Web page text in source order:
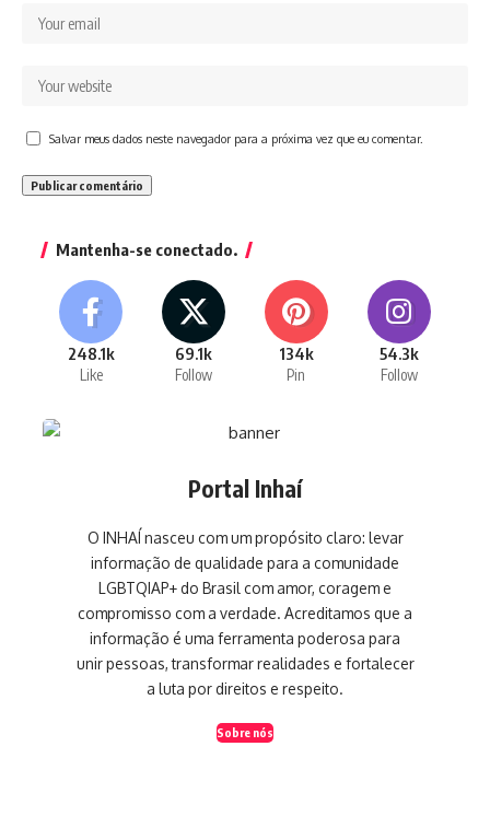
Salvar meus dados neste navegador para a próxima vez que eu comentar.
Mantenha-se conectado.
248.1k
Like
69.1k
Follow
134k
Pin
54.3k
Follow
Portal Inhaí
O INHAÍ nasceu com um propósito claro: levar
informação de qualidade para a comunidade
LGBTQIAP+ do Brasil com amor, coragem e
compromisso com a verdade. Acreditamos que a
informação é uma ferramenta poderosa para
unir pessoas, transformar realidades e fortalecer
a luta por direitos e respeito.
Sobre nós